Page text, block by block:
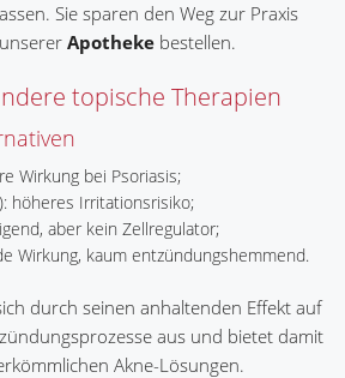
Sie sparen den Weg zur Praxis
Apotheke bestellen.
topische Therapien
Wirkung bei Psoriasis;
höheres Irritationsrisiko;
aber kein Zellregulator;
Wirkung, kaum entzündungshemmend.
durch seinen anhaltenden Effekt auf
aus und bietet damit
Akne-Lösungen.